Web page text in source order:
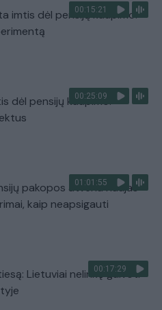
00:15:21
imtis dėl pensijų kaupimo:
00:25:09
dėl pensijų kaupimo:
01:01:55
pakopos atveria naujas
kaip neapsigauti
00:17:29
Lietuviai nelinkę galvoti